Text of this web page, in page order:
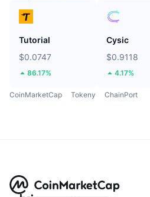
Tutorial
$0.0747
86.17%
Cysic
$0.9118
4.17%
CoinMarketCap Tokeny ChainPort